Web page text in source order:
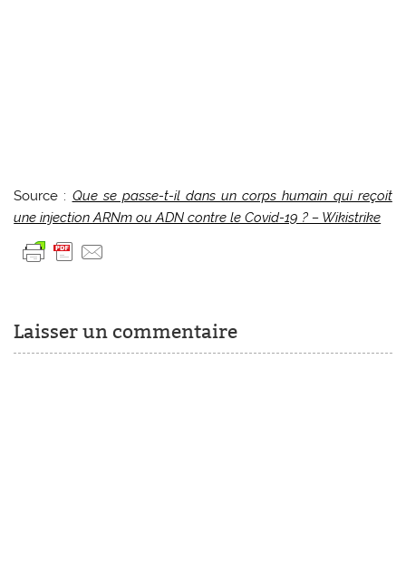
Source : Que se passe-t-il dans un corps humain qui reçoit
une injection ARNm ou ADN contre le Covid-19 ? – Wikistrike
Laisser un commentaire